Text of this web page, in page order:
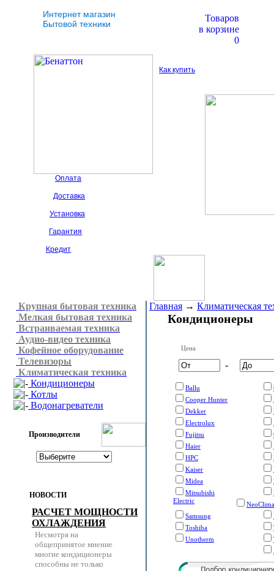
Интернет магазин
Бытовой техники
Товаров
в корзине
0
Как купить
Оплата
Доставка
Установка
Гарантия
Кредит
Крупная бытовая техника
Мелкая бытовая техника
Встраиваемая техника
Аудио-видео техника
Кофейное оборудование
Телевизоры
Климатическая техника
Кондиционеры
Котлы
Водонагреватели
Производители
НОВОСТИ
РАСЧЕТ МОЩНОСТИ
ОХЛАЖДЕНИЯ
Несмотря на
общепринятое мнение
многие кондиционеры
способны не только
Главная → Климатическая
Кондиционеры
Цена
-
Ballu
Cooper Hunter
Dekker
Electrolux
Fujitsu
Haier
HPC
Kaiser
Midea
Mitsubishi
Electric
NeoClima
Samsung
Toshiba
Unotherm